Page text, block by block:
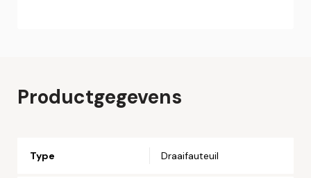
Productgegevens
Type Draaifauteuil